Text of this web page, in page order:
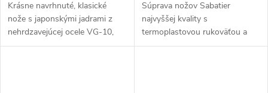
Krásne navrhnuté, klasické
nože s japonskými jadrami z
nehrdzavejúcej ocele VG-10,
ktoré sú kalené na 60°
Súprava nožov Sabatier
najvyššej kvality s
termoplastovou rukoväťou a
čepeľou z nehrdzavejúcej ocele.